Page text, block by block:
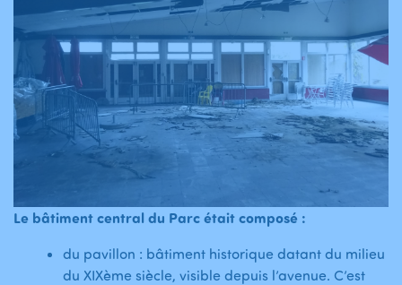
Le bâtiment central du Parc était composé :
du pavillon : bâtiment historique datant du milieu
du XIXème siècle, visible depuis l’avenue. C’est